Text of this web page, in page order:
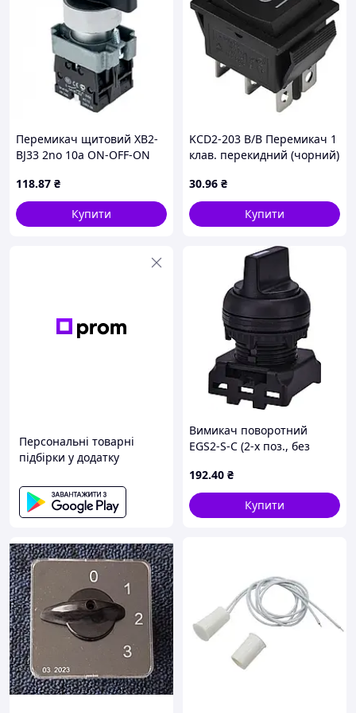
Перемикач щитовий XB2-
BJ33 2no 10a ON-OFF-ON
118.87 ₴
Купити
KCD2-203 B/B Перемикач 1
клав. перекидний (чорний)
низьковольтних
електричних кіл керування
та живлення
30.96 ₴
Купити
Персональні товарні
підбірки у додатку
Вимикач поворотний
EGS2-S-C (2-х поз., без
192.40 ₴
Купити